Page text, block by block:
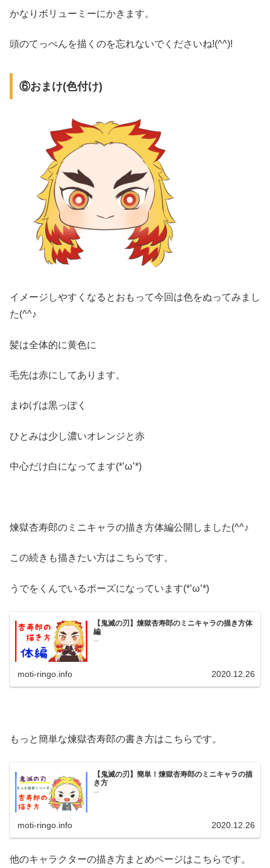
かなりボリューミーにかきます。
頭のてっぺんを描くのを忘れないでくださいね!(^^)!
⑥おまけ(色付け)
イメージしやすくなるとおもって今回は色をぬってみまし
た(^^♪
髪は全体的に黄色に
毛先は赤にしてあります。
まゆげは黒っぽく
ひとみは少し濃いオレンジと赤
中心だけ白になってます(*’ω’*)
煉獄杏寿郎のミニキャラの描き方体編公開しました(^^♪
この続きも描きたい方はこちらです。
うでをくんでいるポーズになっています(*’ω’*)
【鬼滅の刃】煉獄杏寿郎のミニキャラの描き方体
編
...
moti-ringo.info 2020.12.26
もっと簡単な煉獄杏寿郎の書き方はこちらです。
【鬼滅の刃】簡単！煉獄杏寿郎のミニキャラの描
き方
moti-ringo.info 2020.12.26
他のキャラクターの描き方まとめページはこちらです。